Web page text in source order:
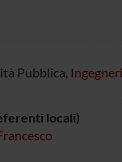
Pubblica,
locali)